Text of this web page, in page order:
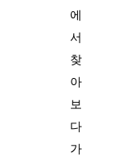
에
서
찾
아
보
다
가